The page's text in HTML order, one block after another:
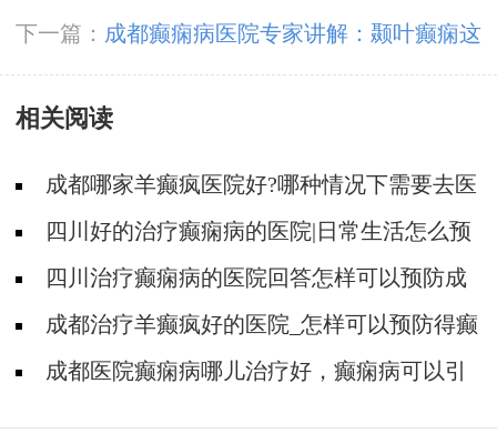
查
下一篇： 成都癫痫病医院专家讲解：颞叶癫痫这
些症状表现你知道吗
相关阅读
成都哪家羊癫疯医院好?哪种情况下需要去医
院复诊?
四川好的治疗癫痫病的医院|日常生活怎么预
防癫痫病?
四川治疗癫痫病的医院回答怎样可以预防成
年癫痫?
成都治疗羊癫疯好的医院_怎样可以预防得癫
痫?成都医院癫痫病哪儿治疗好，癫痫病可以引